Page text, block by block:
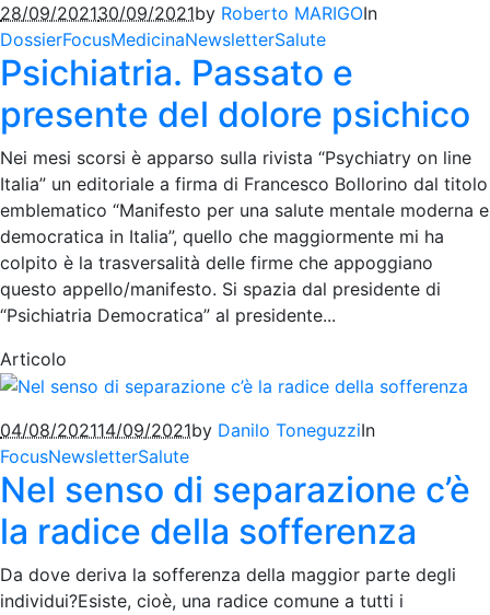
28/09/202130/09/2021by Roberto MARIGOIn
DossierFocusMedicinaNewsletterSalute
Psichiatria. Passato e
presente del dolore psichico
Nei mesi scorsi è apparso sulla rivista “Psychiatry on line
Italia” un editoriale a firma di Francesco Bollorino dal titolo
emblematico “Manifesto per una salute mentale moderna e
democratica in Italia”, quello che maggiormente mi ha
colpito è la trasversalità delle firme che appoggiano
questo appello/manifesto. Si spazia dal presidente di
“Psichiatria Democratica” al presidente...
Articolo
04/08/202114/09/2021by Danilo ToneguzziIn
FocusNewsletterSalute
Nel senso di separazione c’è
la radice della sofferenza
Da dove deriva la sofferenza della maggior parte degli
individui?Esiste, cioè, una radice comune a tutti i